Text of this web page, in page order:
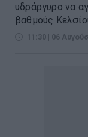
υδράργυρο να
βαθμούς
11:30 | 06